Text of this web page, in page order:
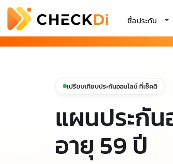
ซื้อประกัน
เปรียบเทียบประกันออนไลน์ ที่เช็คดิ
แผนประกั
อายุ 59 ปี